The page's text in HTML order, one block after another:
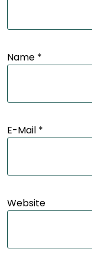
Name *
E-Mail *
Website